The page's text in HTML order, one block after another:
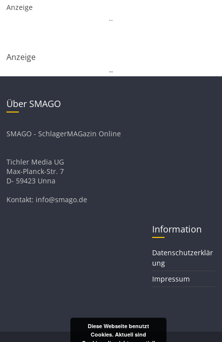
Anzeige
..
Anzeige
..
Über SMAGO
SMAGO - SchlagerMAGazin Online
Tichler Media UG
Max-Planck-Str. 7
D- 59423 Unna
Kontakt: info@smago.de
Information
Datenschutzerklär
ung
Impressum
Diese Webseite benutzt
Cookies. Aktuell sind